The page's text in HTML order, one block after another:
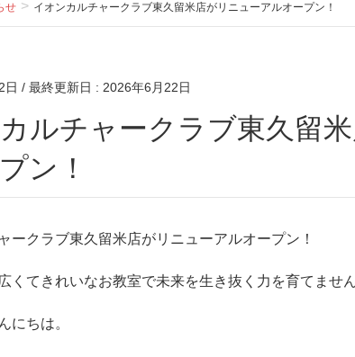
せ イオンカルチャークラブ東久留米店がリニューアルオープン！
日 / 最終更新日 : 2026年6月22日
ン！
ークラブ東久留米店がリニューアルオープン！
くてきれいなお教室で未来を生き抜く力を育てませ
にちは。